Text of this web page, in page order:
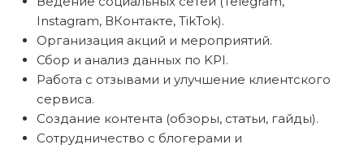
Instagram, ВКонтакте, TikTok).
Организация акций и мероприятий.
Сбор и анализ данных по KPI.
Работа с отзывами и улучшение клиентского
сервиса.
Создание контента (обзоры, статьи, гайды).
Сотрудничество с блогерами и